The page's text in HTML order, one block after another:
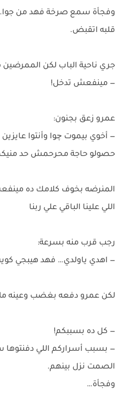
وفجأة سمع صرخة فهد من جوا.
قلبه اتقبض.
جري ناحية الباب لكن الممرضين
— مينفعش تدخل!
عمرو زعق بجنون:
— أخوي بيموت چوا وأنتوا
حصولو حاجة محرحمش حد
المنرضه بخوف كلامك ده
اللي علينا الباقي علي ربنا
رجب قرب منه بسرعة:
— اهدي ياولدي… فهد هيبجي
لكن عمرو دفعه بغضب وعينه
— كل ده بسببكم!
— بسبب أسراركم اللي دفنتوها
الصمت نزل بينهم.
وفجأة…